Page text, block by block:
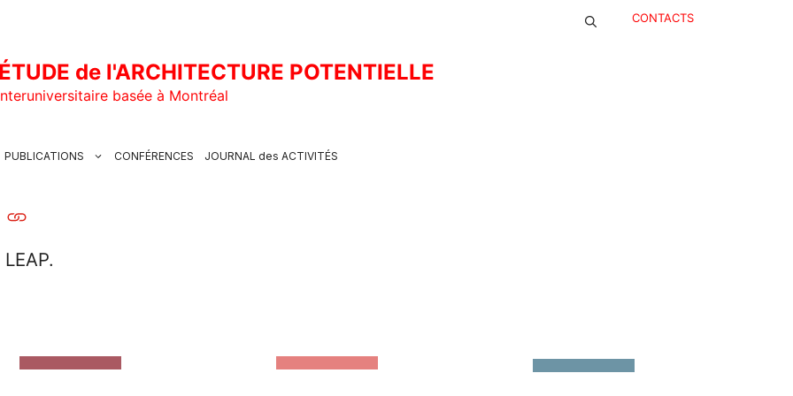
CONTACTS
de l'ARCHITECTURE POTENTIELLE
basée à Montréal
PUBLICATIONS CONFÉRENCES JOURNAL des ACTIVITÉS